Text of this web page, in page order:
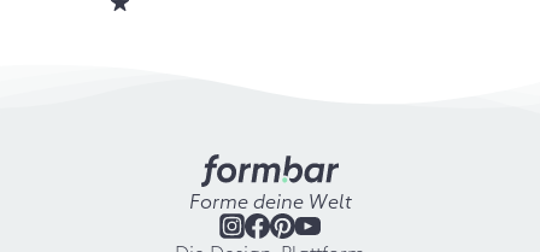
Forme deine Welt